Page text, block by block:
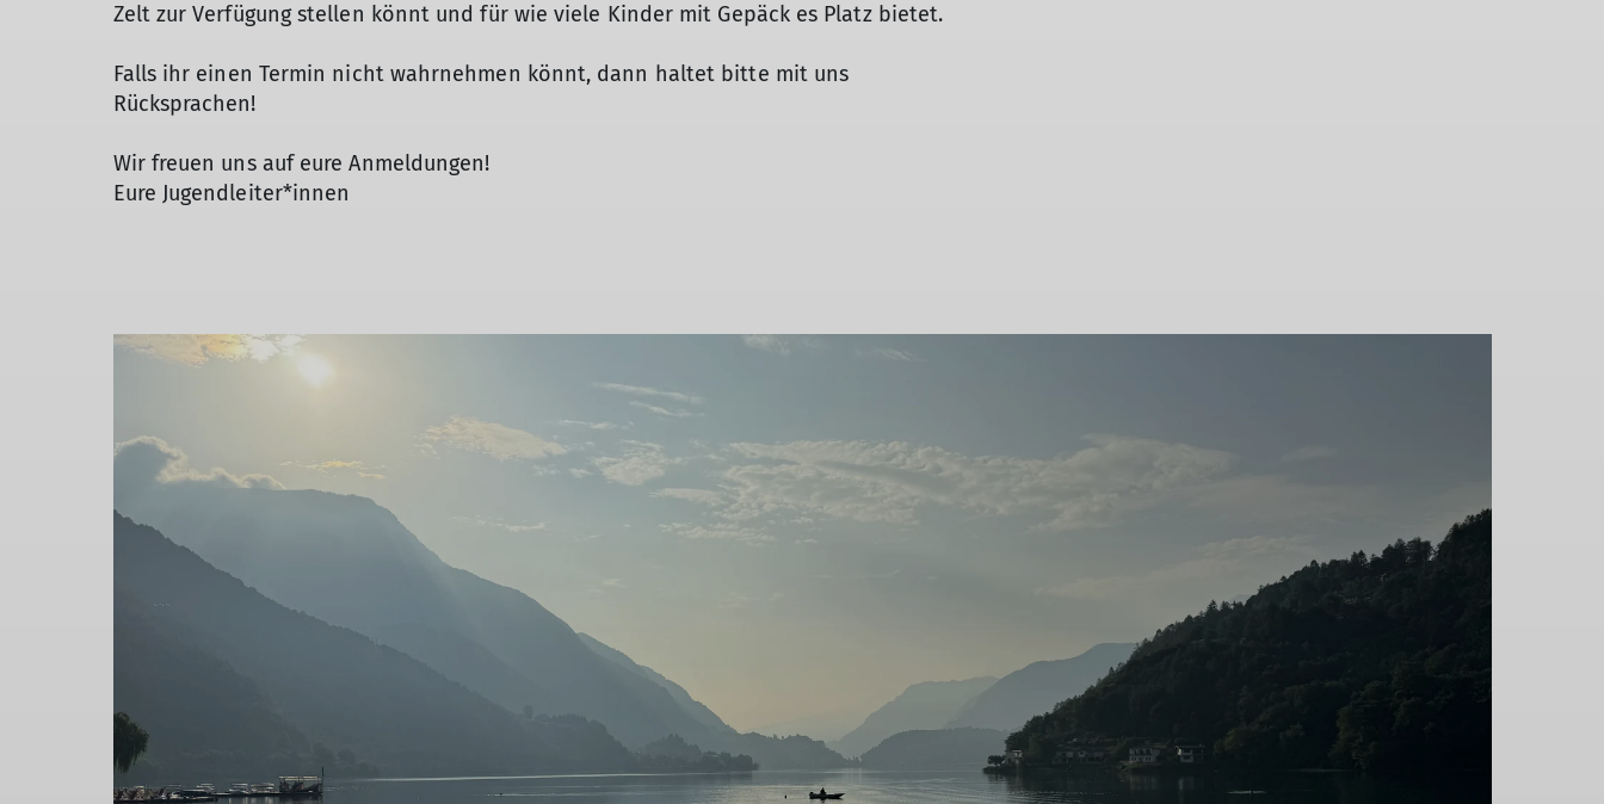
Zelt zur Verfügung stellen könnt und für wie viele Kinder mit Gepäck es Platz bietet.
Falls ihr einen Termin nicht wahrnehmen könnt, dann haltet bitte mit uns
Rücksprachen!
Wir freuen uns auf eure Anmeldungen!
Eure Jugendleiter*innen